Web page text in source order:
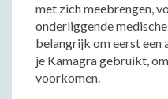
met zich meebrengen,
onderliggende
belangrijk om eerst een
je Kamagra gebruikt,
voorkomen.